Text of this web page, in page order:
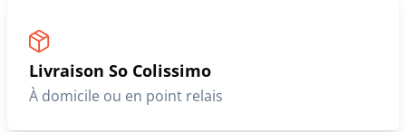
Livraison So Colissimo
À domicile ou en point relais